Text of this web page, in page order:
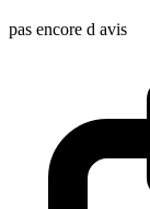
pas encore d avis